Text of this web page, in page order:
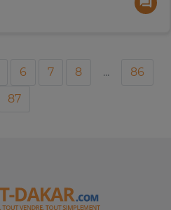
6 7 8 ...
86
87